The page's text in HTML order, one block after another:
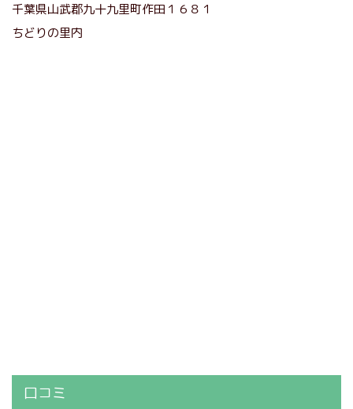
千葉県山武郡九十九里町作田１６８１
ちどりの里内
口コミ